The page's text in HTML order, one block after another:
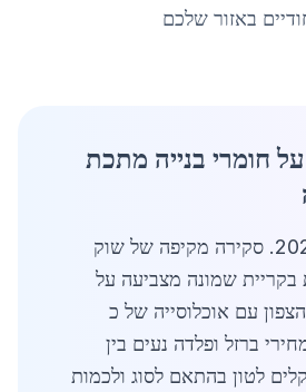
באזור שלכם
חומרי בנייה מתכת
מעודכן לאפריל 2026. סקירה מקיפה של שוק
בקריית שמונה מצביעה על
עם אוכלוסייה של כ
מחירי ברזל ופלדה נעים בין
ל 7800 שקלים לטון בהתאם לסוג ולכמות